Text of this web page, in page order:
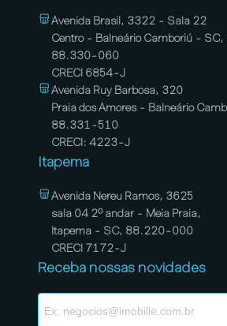
Avenida Brasil, 3322 - Sala 22
Centro - Balneário Camboriú - SC,
88.330-060
CRECI 6854-J
Avenida Ruy Barbosa, 320
Praia dos Amores - Balneário
88.331-510
CRECI: 4223-J
Itapema
Avenida Nereu Ramos, 3625
sala 04 2º andar - Meia Praia,
Itapema - SC, 88.220-000
CRECI 7172-J
Receba nossas novidades